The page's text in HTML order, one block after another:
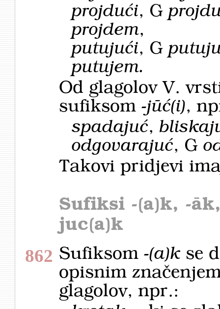
projdući, G
projdem,
putujući, G
putujem.
Od glagolov V.
sufiksom -jūć(i),
spadajuć,
odgovarajuć, G
Takovi pridjevi
Sufiksi -(a)k, -
juc(a)k
862 Sufiksom -(a)kse
opisnim
glagolov, npr.: